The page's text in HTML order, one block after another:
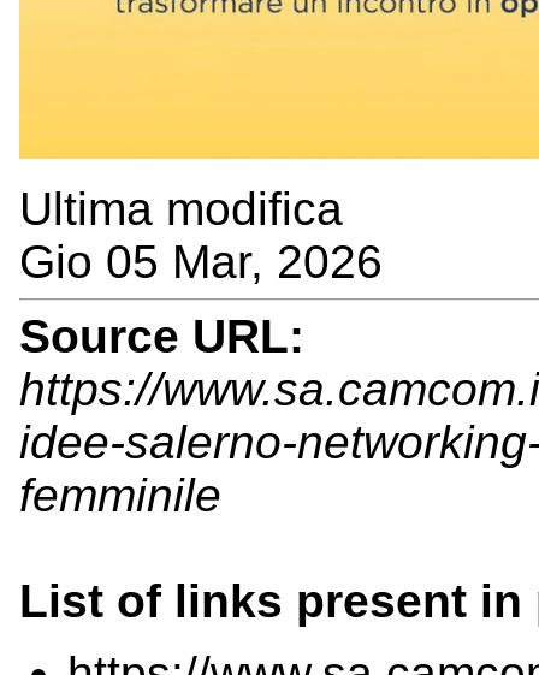
Ultima modifica
Gio 05 Mar, 2026
Source URL:
https://
idee-salerno-
femminile
List of links present in